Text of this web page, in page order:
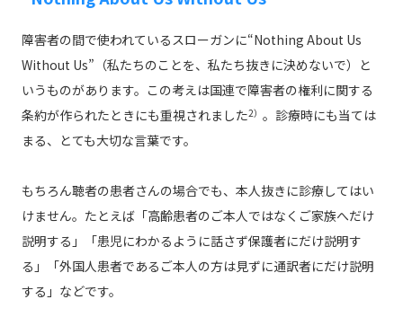
障害者の間で使われているスローガンに“Nothing About Us
Without Us”（私たちのことを、私たち抜きに決めないで）と
いうものがあります。この考えは国連で障害者の権利に関する
条約が作られたときにも重視されました2） 。診療時にも当ては
まる、とても大切な言葉です。
もちろん聴者の患者さんの場合でも、本人抜きに診療してはい
けません。たとえば「高齢患者のご本人ではなくご家族へだけ
説明する」「患児にわかるように話さず保護者にだけ説明す
る」「外国人患者であるご本人の方は見ずに通訳者にだけ説明
する」などです。